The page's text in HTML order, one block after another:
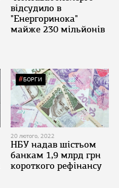
відсудило в
"Енергоринока"
майже 230 мільйонів
БОРГИ
20 лютого, 2022
НБУ надав шістьом
банкам 1,9 млрд грн
короткого рефінансу